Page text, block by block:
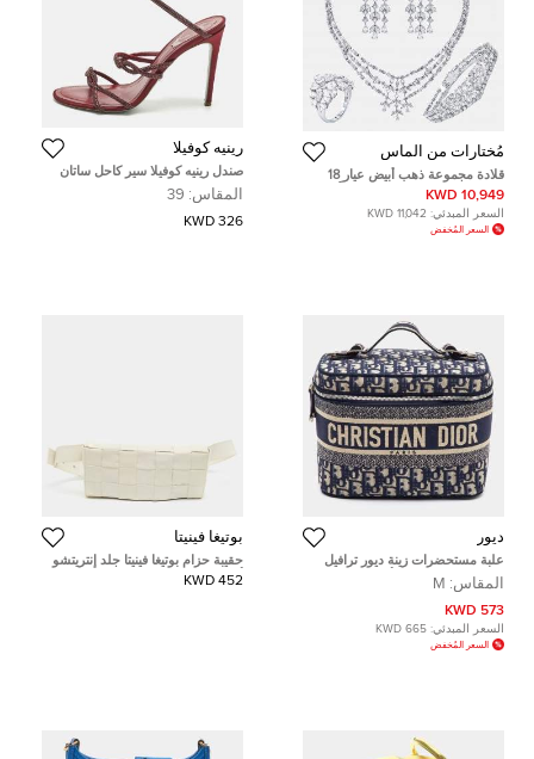
مُختارات من الماس
قلادة مجموعة ذهب أبيض عيار 18
وماسة مختبرية بوزن 70 قيراطاً
10,949 KWD
السعر المبدئي: 11,042 KWD
السعر المُخفض
رينيه كوفيلا
صندل رينيه كوفيلا سير كاحل ساتان
عنابي مقاس 39
المقاس: 39
326 KWD
ديور
علبة مستحضرات زينة ديور ترافيل
كحلية مطرزة قماش أوبليك
المقاس: M
573 KWD
السعر المبدئي: 665 KWD
السعر المُخفض
بوتيغا فينيتا
حقيبة حزام بوتيغا فينيتا جلد إنتريتشو
أوف وايت كاسيت سترتش
452 KWD